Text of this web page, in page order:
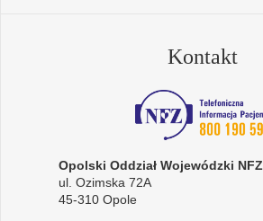
Kontakt
Opolski Oddział Wojewódzki NFZ
ul. Ozimska 72A
45-310 Opole